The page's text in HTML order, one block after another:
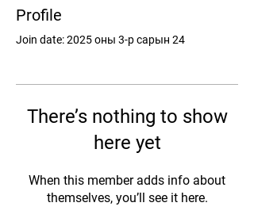
Profile
Join date: 2025 оны 3-р сарын 24
There’s nothing to show
here yet
When this member adds info about
themselves, you’ll see it here.